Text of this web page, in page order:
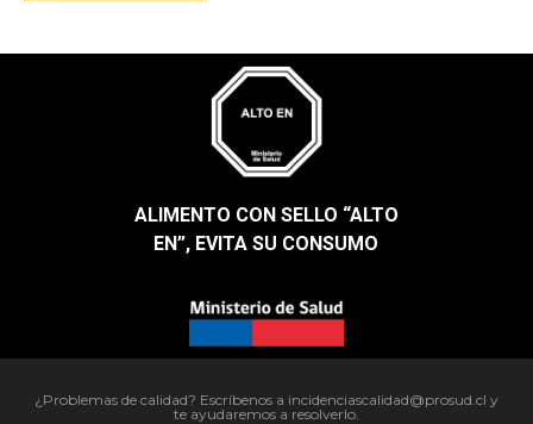
ALIMENTO CON SELLO “ALTO
EN”, EVITA SU CONSUMO​
¿Problemas de calidad? Escríbenos a incidenciascalidad@prosud.cl y
te ayudaremos a resolverlo.